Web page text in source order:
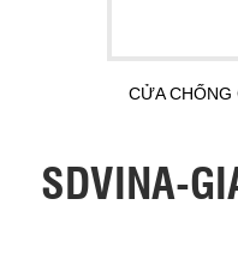
CỬA CHỐNG
SDVINA-